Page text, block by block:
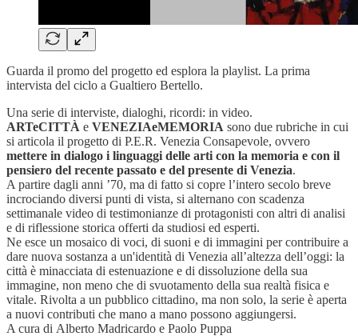
Guarda il promo del progetto ed esplora la playlist. La prima
intervista del ciclo a Gualtiero Bertello.
Una serie di interviste, dialoghi, ricordi: in video.
ARTeCITTÀ e VENEZIAeMEMORIA sono due rubriche in cui
si articola il progetto di P.E.R. Venezia Consapevole, ovvero
mettere in dialogo i linguaggi delle arti con la memoria e con il
pensiero del recente passato e del presente di Venezia.
A partire dagli anni ’70, ma di fatto si copre l’intero secolo breve
incrociando diversi punti di vista, si alternano con scadenza
settimanale video di testimonianze di protagonisti con altri di analisi
e di riflessione storica offerti da studiosi ed esperti.
Ne esce un mosaico di voci, di suoni e di immagini per contribuire a
dare nuova sostanza a un'identità di Venezia all’altezza dell’oggi: la
città è minacciata di estenuazione e di dissoluzione della sua
immagine, non meno che di svuotamento della sua realtà fisica e
vitale. Rivolta a un pubblico cittadino, ma non solo, la serie è aperta
a nuovi contributi che mano a mano possono aggiungersi.
A cura di Alberto Madricardo e Paolo Puppa